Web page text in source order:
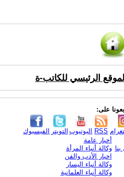
الموقع الرئيسي للكاتب-ة
على:
الفيسبوك التويتر اليوتيوب RSS
أخبار عامة
وكالة أنباء المرأة
اخبار الأدب والفن
وكالة أنباء اليسار
وكالة أنباء العلمانية